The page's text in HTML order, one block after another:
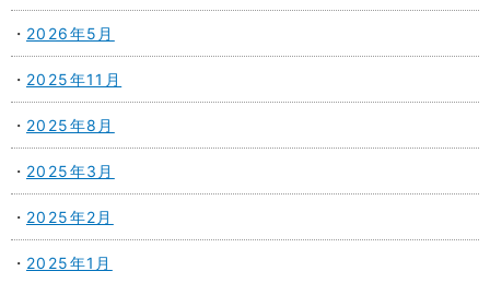
2026年5月
2025年11月
2025年8月
2025年3月
2025年2月
2025年1月